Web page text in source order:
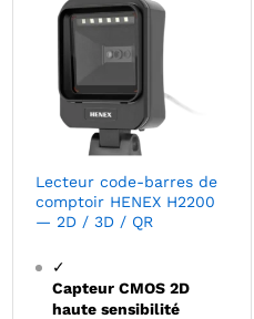
Lecteur code-barres de
comptoir HENEX H2200
— 2D / 3D / QR
✓
Capteur CMOS 2D
haute sensibilité